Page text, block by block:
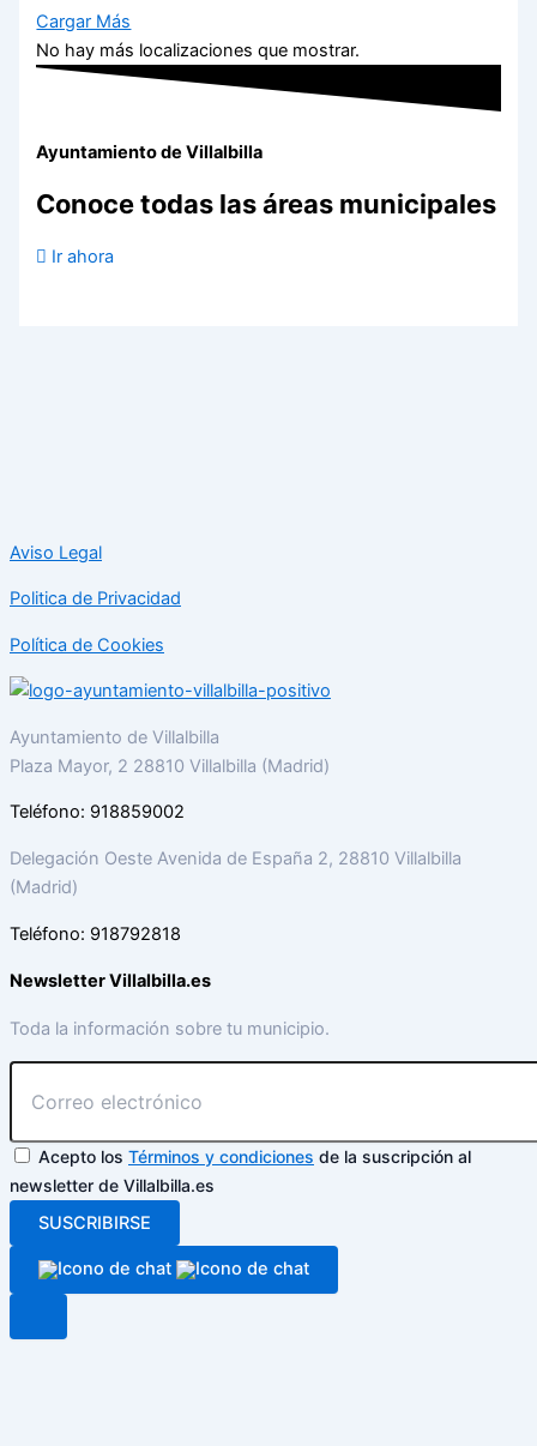
Cargar Más
No hay más localizaciones que mostrar.
Ayuntamiento de Villalbilla
Conoce todas las áreas municipales
Ir ahora
Aviso Legal
Politica de Privacidad
Política de Cookies
Ayuntamiento de Villalbilla
Plaza Mayor, 2 28810 Villalbilla (Madrid)
Teléfono: 918859002
Delegación Oeste Avenida de España 2, 28810 Villalbilla
(Madrid)
Teléfono: 918792818
Newsletter Villalbilla.es
Toda la información sobre tu municipio.
Acepto los Términos y condiciones de la suscripción al
newsletter de Villalbilla.es
SUSCRIBIRSE